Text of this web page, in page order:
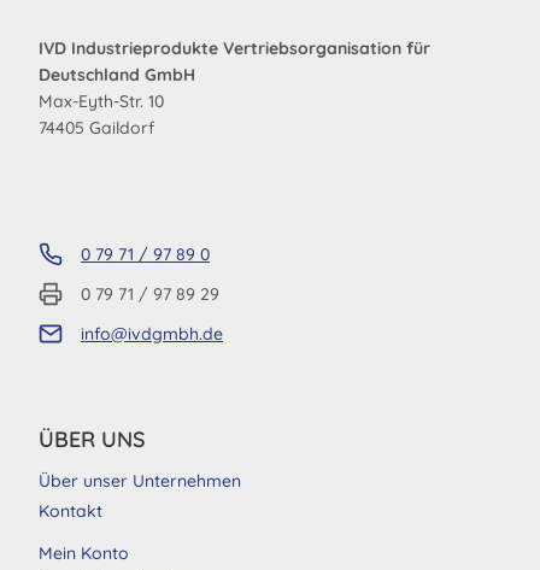
IVD Industrieprodukte Vertriebsorganisation für
Deutschland GmbH
Max-Eyth-Str. 10
74405 Gaildorf
0 79 71 / 97 89 0
0 79 71 / 97 89 29
info@ivdgmbh.de
ÜBER UNS
Über unser Unternehmen
Kontakt
Mein Konto